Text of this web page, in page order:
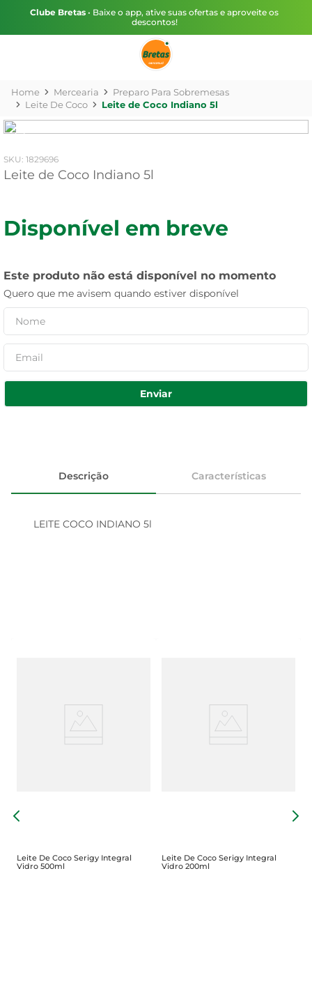
Clube Bretas • Baixe o app, ative suas ofertas e aproveite os
descontos!
Mercearia
Preparo Para Sobremesas
Leite De Coco
Leite de Coco Indiano 5l
: 1829696
Leite de Coco Indiano 5l
Disponível em breve
Este produto não está disponível no momento
Quero que me avisem quando estiver disponível
Enviar
Descrição Características
LEITE COCO INDIANO 5l
Leite De Coco Serigy Integral
Vidro 500ml
Leite De Coco Serigy Integral
Vidro 200ml